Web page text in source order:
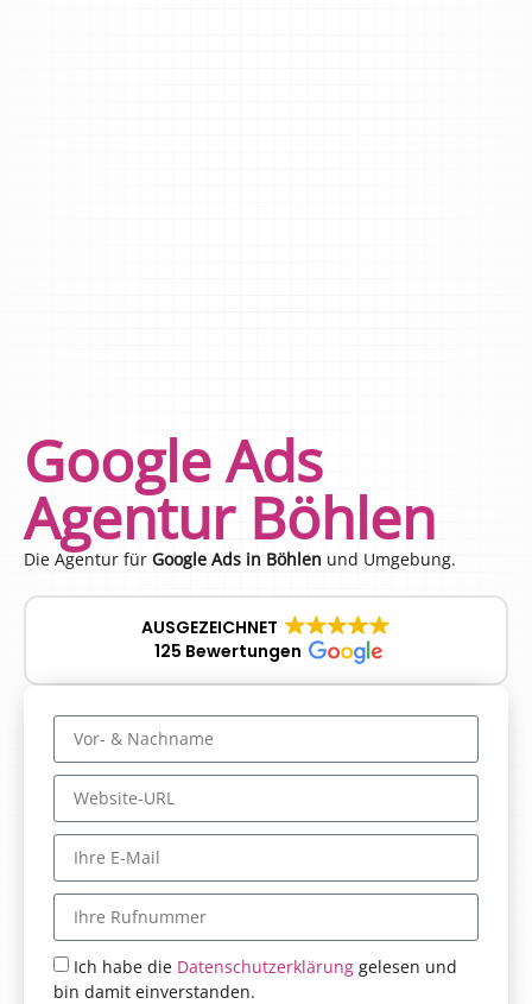
Google Ads
Agentur Böhlen
Die Agentur für Google Ads in Böhlen und Umgebung.
AUSGEZEICHNET
125 Bewertungen
Ich habe die Datenschutzerklärung gelesen und
bin damit einverstanden.